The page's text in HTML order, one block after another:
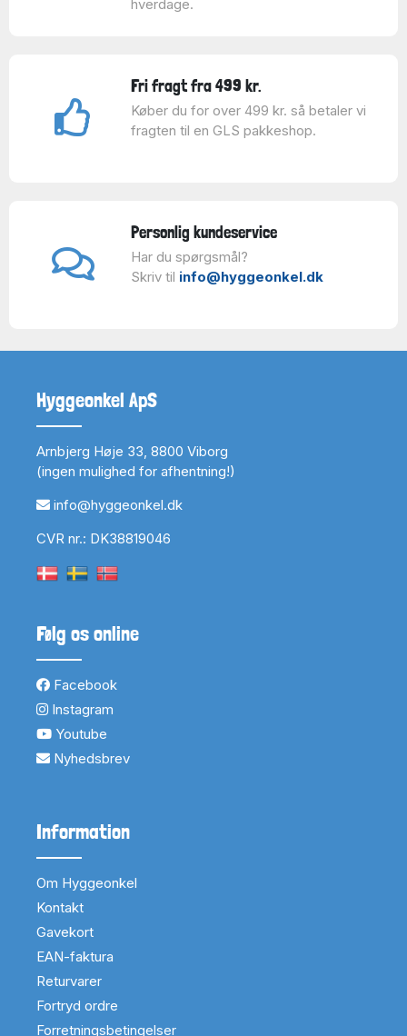
hverdage.
Fri fragt fra 499 kr.
Køber du for over 499 kr. så betaler vi
fragten til en GLS pakkeshop.
Personlig kundeservice
Har du spørgsmål?
Skriv til info@hyggeonkel.dk
Hyggeonkel ApS
Arnbjerg Høje 33, 8800 Viborg
(ingen mulighed for afhentning!)
info@hyggeonkel.dk
CVR nr.: DK38819046
Følg os online
Facebook
Instagram
Youtube
Nyhedsbrev
Information
Om Hyggeonkel
Kontakt
Gavekort
EAN-faktura
Returvarer
Fortryd ordre
Forretningsbetingelser